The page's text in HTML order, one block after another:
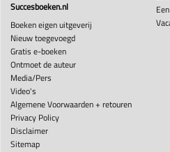
Succesboeken.nl
Boeken eigen uitgeverij
Nieuw toegevoegd
Gratis e-boeken
Ontmoet de auteur
Media/Pers
Video's
Algemene Voorwaarden + retouren
Privacy Policy
Disclaimer
Sitemap